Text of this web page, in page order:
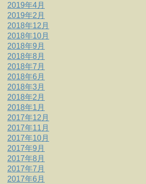
2019年4月
2019年2月
2018年12月
2018年10月
2018年9月
2018年8月
2018年7月
2018年6月
2018年3月
2018年2月
2018年1月
2017年12月
2017年11月
2017年10月
2017年9月
2017年8月
2017年7月
2017年6月